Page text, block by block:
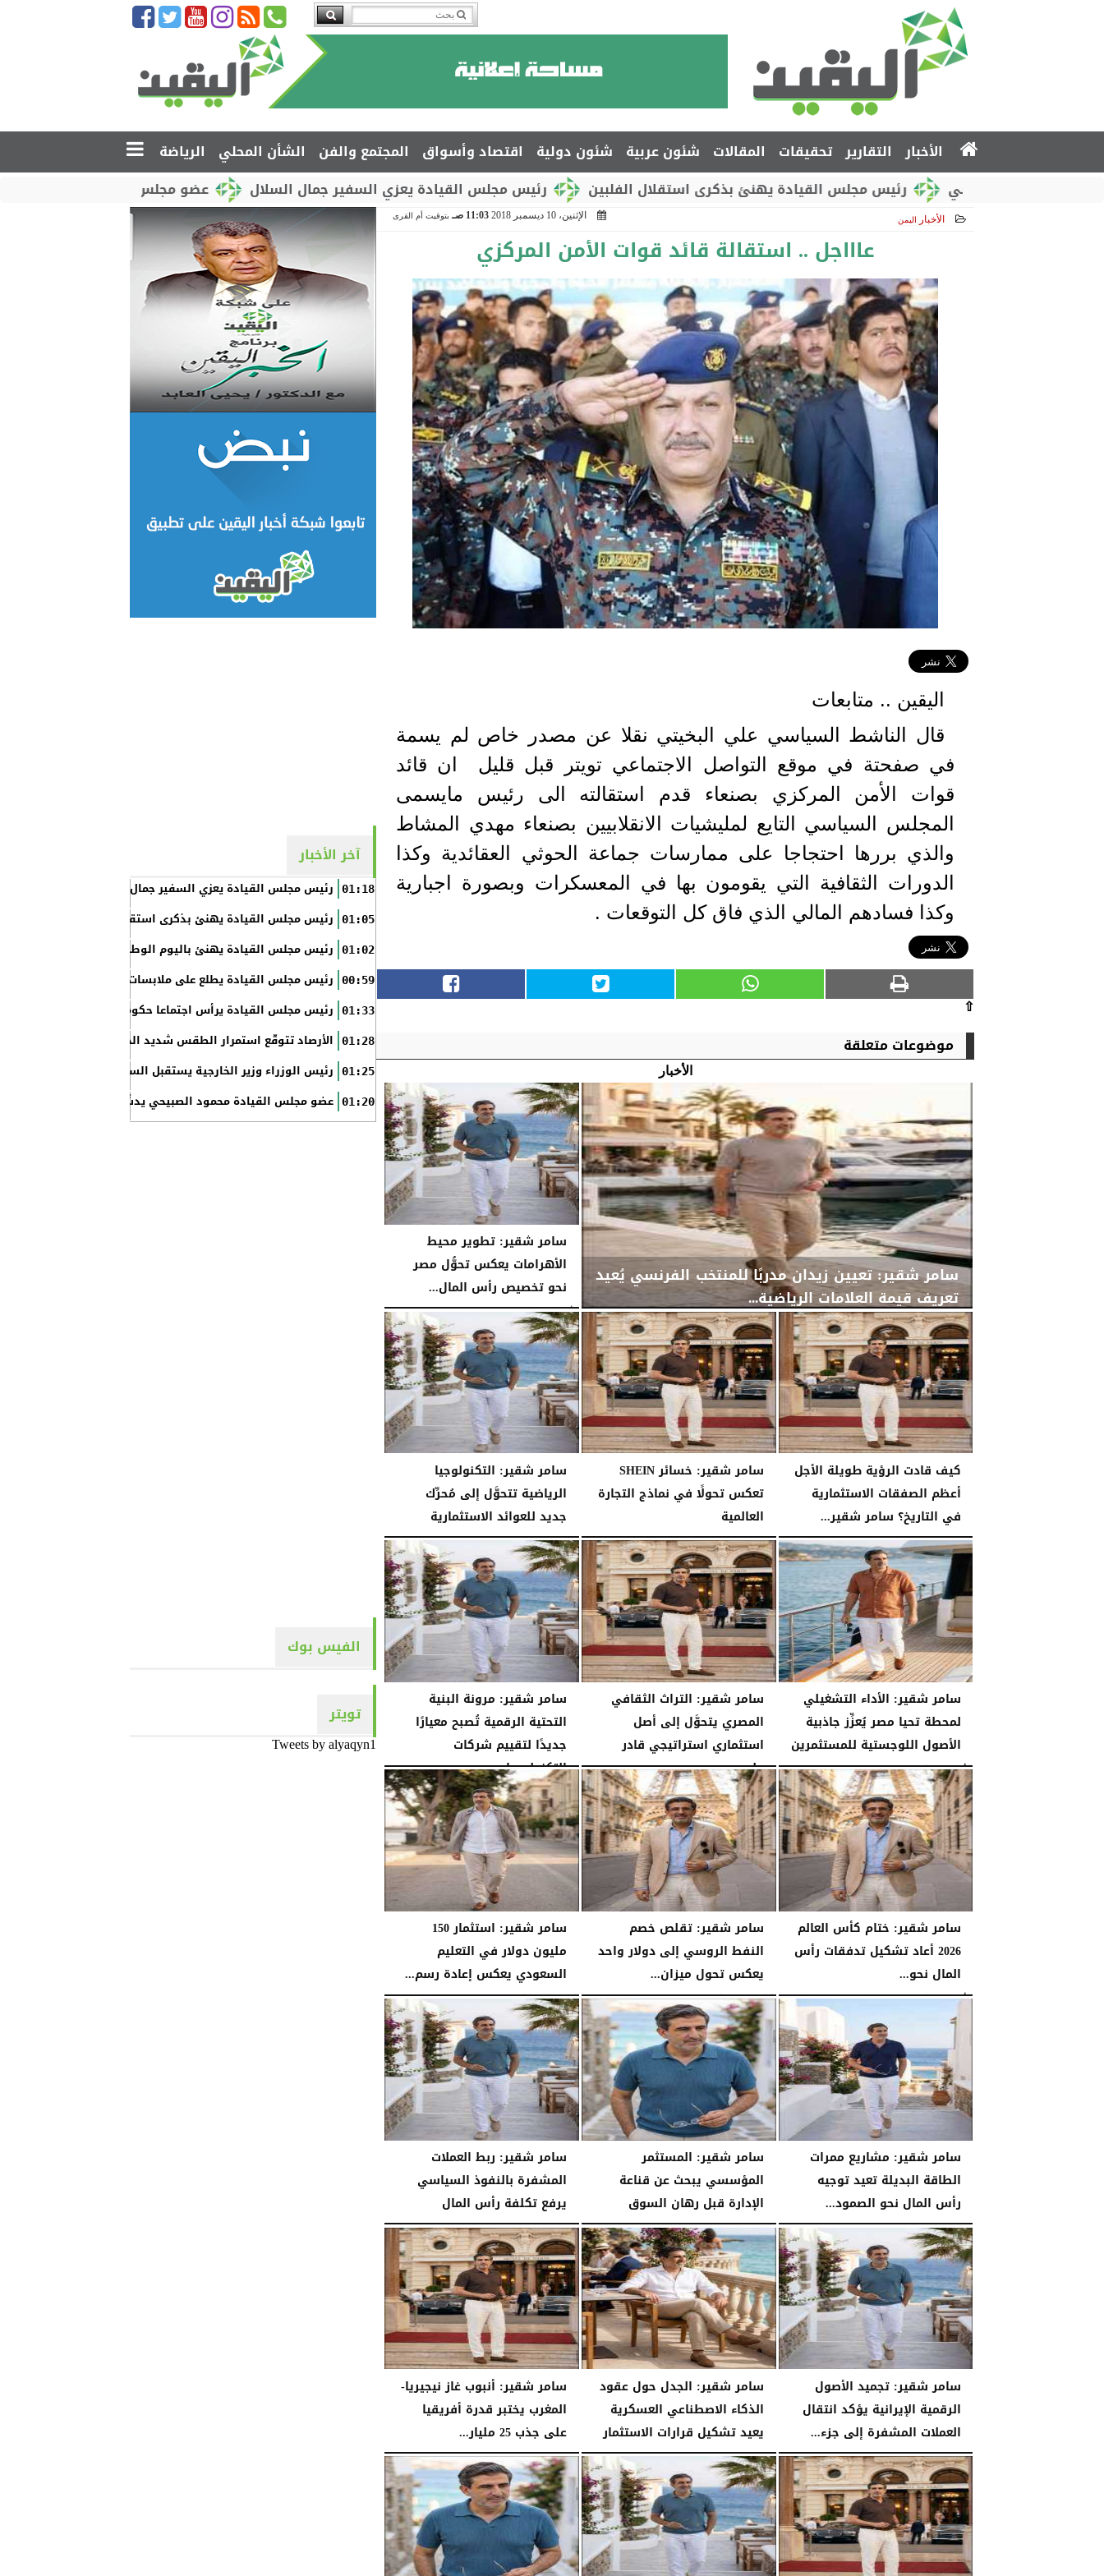
الأخبار التقارير تحقيقات المقالات شئون عربية شئون دولية اقتصاد وأسواق المجتمع والفن الشأن المحلي
الرياضة
عضو مجلس القيادة محمود الصبيحي يدشّن
رئيس مجلس القيادة يعزي السفير جمال السلال رئيس مجلس القيادة يهنئ بذكرى استقلال الفلبين
الأخبار اليمن الإثنين، 10 ديسمبر 2018 11:03 صـ بتوقيت أم القرى
عاااجل .. استقالة قائد قوات الأمن المركزي
اليقين .. متابعات
قال الناشط السياسي علي البخيتي نقلا عن مصدر خاص لم يسمة
في صفحتة في موقع التواصل الاجتماعي تويتر قبل قليل ان قائد
قوات الأمن المركزي بصنعاء قدم استقالته الى رئيس مايسمى
المجلس السياسي التايع لمليشيات الانقلابيين بصنعاء مهدي المشاط
والذي بررها احتجاجا على ممارسات جماعة الحوثي العقائدية وكذا
الدورات الثقافية التي يقومون بها في المعسكرات وبصورة اجبارية
وكذا فسادهم المالي الذي فاق كل التوقعات .
⇧
موضوعات متعلقة
الأخبار
سامر شقير: تعيين زيدان مدربًا للمنتخب الفرنسي يُعيد
تعريف قيمة العلامات الرياضية...
الأربعاء، 29 يوليو 2026 02:25 مـ
سامر شقير: تطوير محيط
الأهرامات يعكس تحوُّل مصر
نحو تخصيص رأس المال...
الأربعاء، 29 يوليو 2026 02:15 مـ
كيف قادت الرؤية طويلة الأجل
أعظم الصفقات الاستثمارية
في التاريخ؟ سامر شقير...
الثلاثاء، 28 يوليو 2026 03:49 مـ
سامر شقير: خسائر SHEIN
تعكس تحولًا في نماذج التجارة
العالمية
الثلاثاء، 28 يوليو 2026 02:52 مـ
سامر شقير: التكنولوجيا
الرياضية تتحوَّل إلى مُحرِّك
جديد للعوائد الاستثمارية
الثلاثاء، 28 يوليو 2026 02:40 مـ
سامر شقير: الأداء التشغيلي
لمحطة تحيا مصر يُعزِّز جاذبية
الأصول اللوجستية للمستثمرين
الأحد، 26 يوليو 2026 07:27 مـ
سامر شقير: التراث الثقافي
المصري يتحوَّل إلى أصل
استثماري استراتيجي قادر
على...
الأحد، 26 يوليو 2026 07:16 مـ
سامر شقير: مرونة البنية
التحتية الرقمية تُصبح معيارًا
جديدًا لتقييم شركات
التكنولوجيا...
07:03 مـ
سامر شقير: ختام كأس العالم
2026 أعاد تشكيل تدفقات رأس
المال نحو...
الأحد، 26 يوليو 2026 06:53 مـ
سامر شقير: تقلص خصم
النفط الروسي إلى دولار واحد
يعكس تحول ميزان...
السبت، 25 يوليو 2026 04:20 مـ
سامر شقير: استثمار 150
مليون دولار في التعليم
السعودي يعكس إعادة رسم...
السبت، 25 يوليو 2026 04:12 مـ
سامر شقير: مشاريع ممرات
الطاقة البديلة تعيد توجيه
رأس المال نحو الصمود...
السبت، 25 يوليو 2026 04:03 مـ
سامر شقير: المستثمر
المؤسسي يبحث عن قناعة
الإدارة قبل رهان السوق
السبت، 25 يوليو 2026 03:55 مـ
سامر شقير: ربط العملات
المشفرة بالنفوذ السياسي
يرفع تكلفة رأس المال
السبت، 25 يوليو 2026 03:45 مـ
سامر شقير: تجميد الأصول
الرقمية الإيرانية يؤكد انتقال
العملات المشفرة إلى جزء...
الجمعة، 24 يوليو 2026 04:56 مـ
سامر شقير: الجدل حول عقود
الذكاء الاصطناعي العسكرية
يعيد تشكيل قرارات الاستثمار
الجمعة، 24 يوليو 2026 04:45 مـ
سامر شقير: أنبوب غاز نيجيريا-
المغرب يختبر قدرة أفريقيا
على جذب 25 مليار...
الجمعة، 24 يوليو 2026 04:33 مـ
آخر الأخبار
01:18 رئيس مجلس القيادة يعزي السفير جمال السلال
01:05 رئيس مجلس القيادة يهنئ بذكرى استقلال الفلبين
01:02 رئيس مجلس القيادة يهنئ باليوم الوطني الروسي
00:59 رئيس مجلس القيادة يطلع على ملابسات حادثة إطلاق النار في
01:33 رئيس مجلس القيادة يرأس اجتماعا حكوميا مصغرا لدعم جهود
01:28 الأرصاد تتوقّع استمرار الطقس شديد الحرارة بالسواحل والصحاري
01:25 رئيس الوزراء وزير الخارجية يستقبل السفير الأمريكي
01:20 عضو مجلس القيادة محمود الصبيحي يدشّن اختبارات الثانوية
الفيس بوك
تويتر
Tweets by alyaqyn1